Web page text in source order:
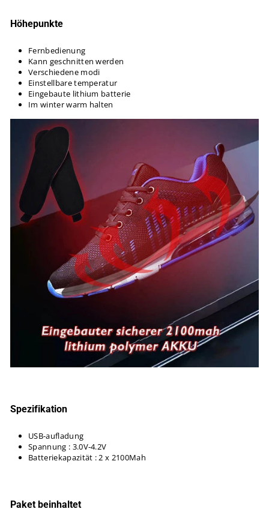
Höhepunkte
Fernbedienung
Kann geschnitten werden
Verschiedene modi
Einstellbare temperatur
Eingebaute lithium batterie
Im winter warm halten
Spezifikation
USB-aufladung
Spannung : 3.0V-4.2V
Batteriekapazität : 2 x 2100Mah
Paket beinhaltet